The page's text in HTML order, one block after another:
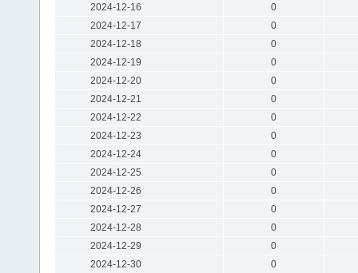
2024-12-16
0
2024-12-17
0
2024-12-18
0
2024-12-19
0
2024-12-20
0
2024-12-21
0
2024-12-22
0
2024-12-23
0
2024-12-24
0
2024-12-25
0
2024-12-26
0
2024-12-27
0
2024-12-28
0
2024-12-29
0
2024-12-30
0